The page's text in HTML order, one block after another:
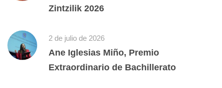
Zintzilik 2026
2 de julio de 2026
Ane Iglesias Miño, Premio
Extraordinario de Bachillerato